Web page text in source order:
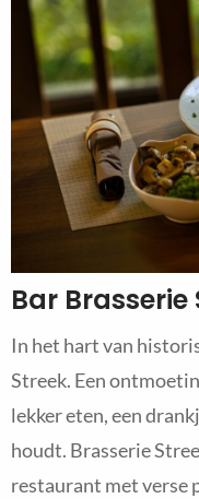
Bar Brasserie
In het hart van
Streek. Een
lekker eten, een
houdt. Brasserie
restaurant met verse